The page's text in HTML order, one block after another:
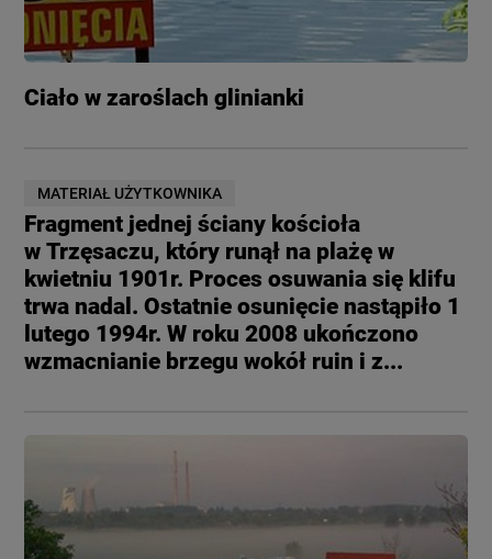
Ciało w zaroślach glinianki
MATERIAŁ UŻYTKOWNIKA
Fragment jednej ściany kościoła
w Trzęsaczu, który runął na plażę w
kwietniu 1901r. Proces osuwania się klifu
trwa nadal. Ostatnie osunięcie nastąpiło 1
lutego 1994r. W roku 2008 ukończono
wzmacnianie brzegu wokół ruin i z...